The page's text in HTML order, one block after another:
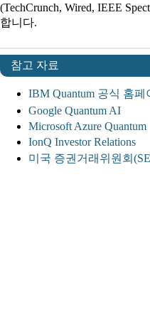
(TechCrunch, Wired, IEEE
합니다.
참고 자료
IBM Quantum 공식 홈페
Google Quantum AI
Microsoft Azure Quantum
IonQ Investor Relations
미국 증권거래위원회